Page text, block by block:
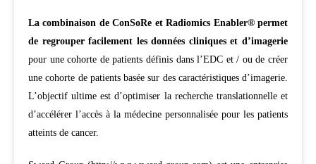
La combinaison de ConSoRe et Radiomics Enabler® permet
de regrouper facilement les données cliniques et d’imagerie
pour une cohorte de patients définis dans l’EDC et / ou de créer
une cohorte de patients basée sur des caractéristiques d’imagerie.
L’objectif ultime est d’optimiser la recherche translationnelle et
d’accélérer l’accès à la médecine personnalisée pour les patients
atteints de cancer.